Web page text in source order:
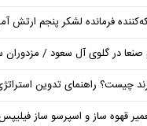
فرمانده لشکر پنجم ارتش آمریکا در
در گلوی آل سعود / مزدوران سعودی زیر ضرب
راهنمای تدوین استراتژی برند برای ساخت مسیر رشد
قهوه ساز و اسپرسو ساز